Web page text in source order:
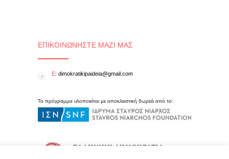
ΕΠΙΚΟΙΝΩΝΉΣΤΕ ΜΑΖΊ ΜΑΣ
E: dimokratikipaideia@gmail.com
Το πρόγραμμα υλοποιείται με αποκλειστική δωρεά από το: